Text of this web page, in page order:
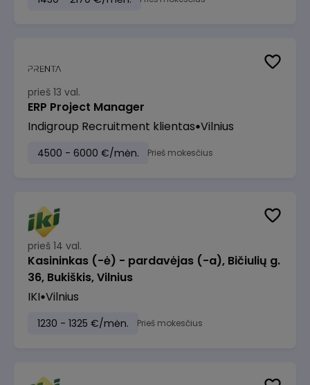
prieš 13 val.
ERP Project Manager
Indigroup Recruitment klientas Vilnius
4500 - 6000 €/mėn. Prieš mokesčius
prieš 14 val.
Kasininkas (-ė) - pardavėjas (-a), Bičiulių g.
36, Bukiškis, Vilnius
IKI Vilnius
1230 - 1325 €/mėn. Prieš mokesčius